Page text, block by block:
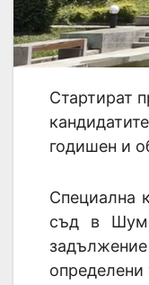
Стартират
годишен и
Специална
съд в
определени